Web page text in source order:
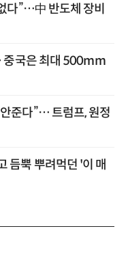
다”…中 반도체 장비
중국은 최대 500mm
준다”… 트럼프, 원정
듬뿍 뿌려먹던 '이 매